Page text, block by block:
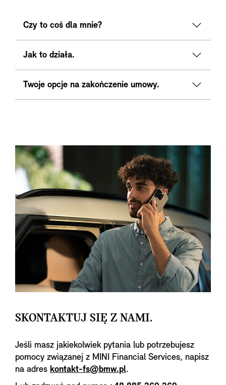
Czy to coś dla mnie?
Jak to działa.
Twoje opcje na zakończenie umowy.
SKONTAKTUJ SIĘ Z NAMI.
Jeśli masz jakiekolwiek pytania lub potrzebujesz
pomocy związanej z MINI Financial Services, napisz
na adres kontakt-fs@bmw.pl.